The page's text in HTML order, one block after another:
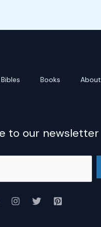
Bibles Books About
to our newsletter